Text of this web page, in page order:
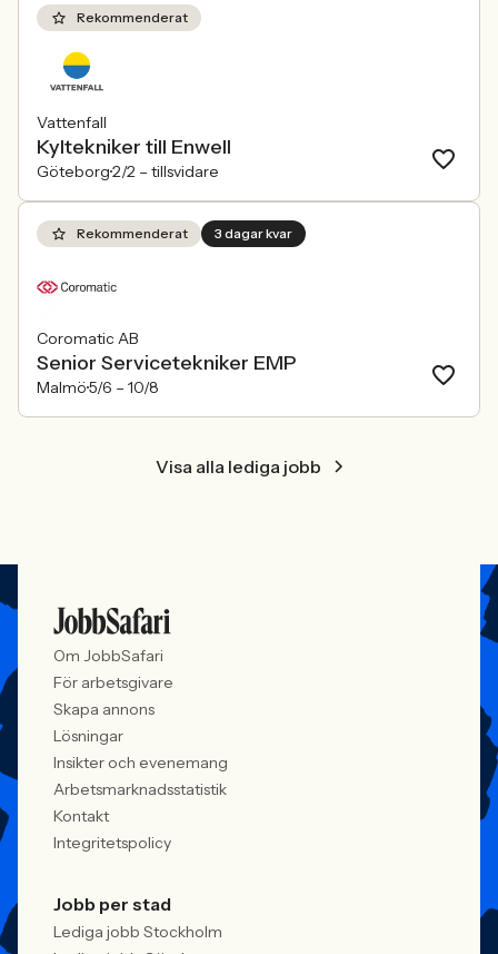
Rekommenderat
Vattenfall
Kyltekniker till Enwell
Göteborg2/2 – tillsvidare
Rekommenderat 3 dagar kvar
Coromatic AB
Senior Servicetekniker EMP
Malmö5/6 – 10/8
Visa alla lediga jobb
Om JobbSafari
För arbetsgivare
Skapa annons
Lösningar
Insikter och evenemang
Arbetsmarknadsstatistik
Kontakt
Integritetspolicy
Jobb per stad
Lediga jobb Stockholm